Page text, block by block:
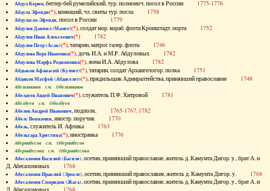
Абдул Керим, беглер-бей румелийский, тур. полномоч. посол в России 1775-1776
Абдула Эфенди(*), конюший, чл. свиты тур. посла 1758
Абдуласах-Эфенди, посол в России 1779
Абдулов Даниил (Мамет)(*), солдат мор. кораб. флота Кронштадт. порта 1752
Абдулов Иван Алексеевич(*) 1782
Абдулов Петр (Асак)(*), татарин, матрос галер. флота 1746
Абдулова Вера Ивановна(*), дочь И.А. и М.Р. Абдуловых 1782
Абдулова Марфа Родионовна(*), жена И.А. Абдулова 1782
Абдыков Афанасий (Кулмет)(*), татарин, солдат Архангелогор. полка 1751
Абдяков Матфей (Абдяселет)(*), прядильщик Адмиралтейства, принявший православие 1748
Абезьянинов см. Обезьянинов
Абелдеев Авдей Иванович(*), служитель П.Ф. Хитровой 1781
Абелдуев см. Оболдуев
Абелов Андрей Иванович, подполк. 1765-1767, 1782
Абелс Вениамин, иностр. поручик 1770
Абель, служитель И. Афлика 1763
Абельгард Христина(*), иностранка 1776
Абернибесов см. Обернибесов
Абернибесова см. Обернибесова
Абесаломов Василий (Басиле), осетин, принявший православие, житель д. Камумта Дигор. у., брат А. и
Д. Абесаломовых 1768
Абесаломов Ираклий (Эрекле), осетин, принявший православие, житель д. Камумта Дигор. у. 1768
Абесаломов Спиридон (Жага), осетин, принявший православие, житель д. Камумта Дигор. у., брат А. и